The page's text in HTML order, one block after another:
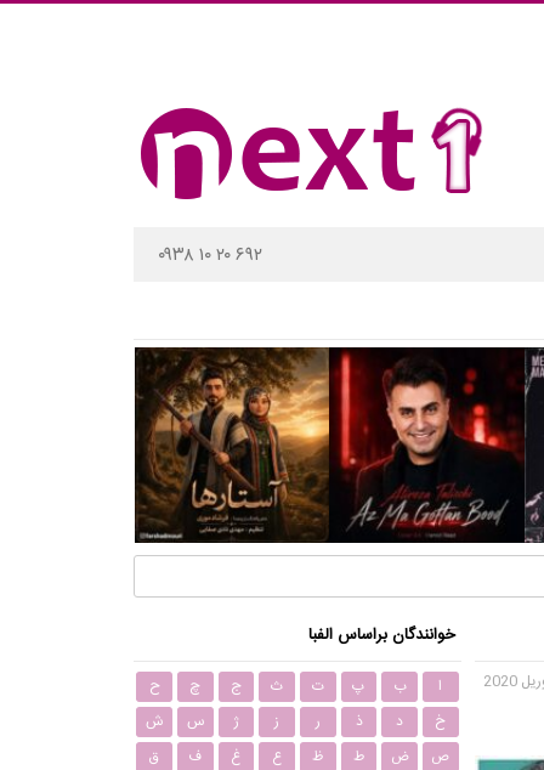
۰۹۳۸ ۱۰ ۲۰ ۶۹۲
خوانندگان براساس الفبا
ا ب پ ت ث ج چ
ح
خ
د ذ ر ز ژ س
ش
ص
ض ط ظ ع غ ف
ق